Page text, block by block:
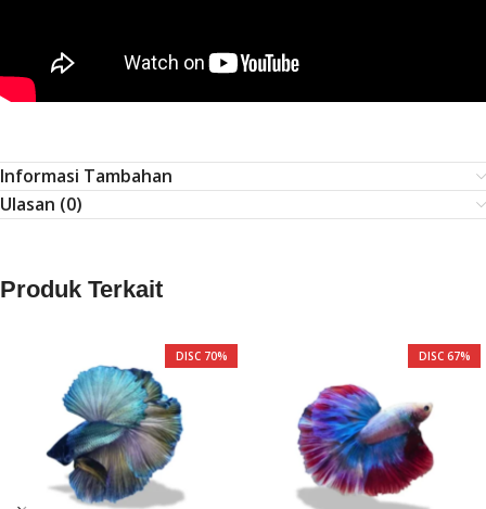
Informasi Tambahan
Ulasan (0)
Produk Terkait
DISC 70% DISC 67%